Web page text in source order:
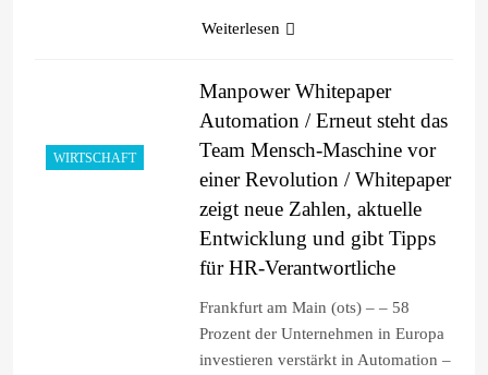
Weiterlesen
WIRTSCHAFT
Manpower Whitepaper
Automation / Erneut steht das
Team Mensch-Maschine vor
einer Revolution / Whitepaper
zeigt neue Zahlen, aktuelle
Entwicklung und gibt Tipps
für HR-Verantwortliche
Frankfurt am Main (ots) – – 58
Prozent der Unternehmen in Europa
investieren verstärkt in Automation –